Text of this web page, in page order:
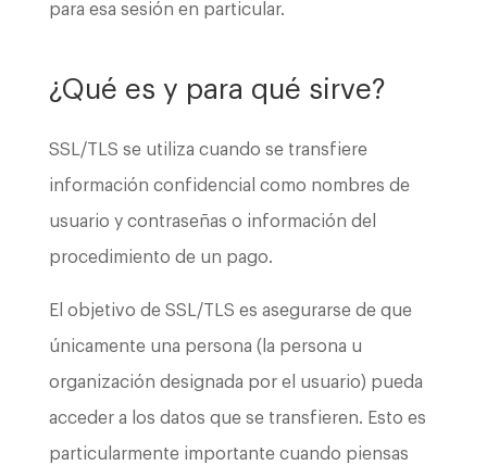
para esa sesión en particular.
¿Qué es y para qué sirve?
SSL/TLS se utiliza cuando se transfiere
información confidencial como nombres de
usuario y contraseñas o información del
procedimiento de un pago.
El objetivo de SSL/TLS es asegurarse de que
únicamente una persona (la persona u
organización designada por el usuario) pueda
acceder a los datos que se transfieren. Esto es
particularmente importante cuando piensas